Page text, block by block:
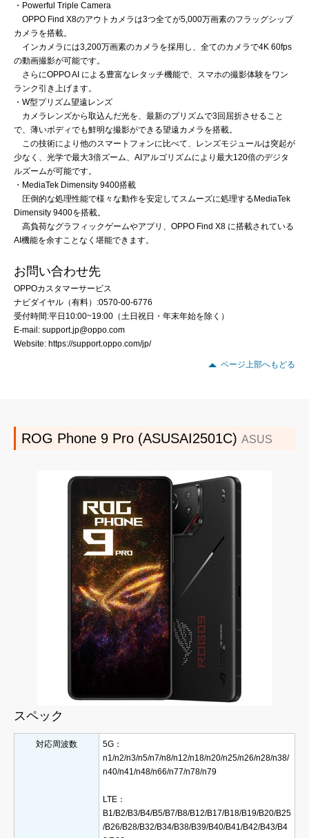
・Powerful Triple Camera
OPPO Find X8のアウトカメラは3つ全てが5,000万画素のフラッグシップ
カメラを搭載。
インカメラには3,200万画素のカメラを採用し、全てのカメラで4K 60fps
の動画撮影が可能です。
さらにOPPO AI による豊富なレタッチ機能で、スマホの撮影体験をワン
ランク引き上げます。
・W型プリズム望遠レンズ
カメラレンズから取込んだ光を、最新のプリズムで3回屈折させること
で、薄いボディでも鮮明な撮影ができる望遠カメラを搭載。
この技術により他のスマートフォンに比べて、レンズモジュールは突起が
少なく、光学で最大3倍ズーム、AIアルゴリズムにより最大120倍のデジタ
ルズームが可能です。
・MediaTek Dimensity 9400搭載
圧倒的な処理性能で様々な動作を安定してスムーズに処理するMediaTek
Dimensity 9400を搭載。
高負荷なグラフィックゲームやアプリ、OPPO Find X8 に搭載されている
AI機能を余すことなく堪能できます。
お問い合わせ先
OPPOカスタマーサービス
ナビダイヤル（有料）:0570-00-6776
受付時間:平日10:00~19:00（土日祝日・年末年始を除く）
E-mail: support.jp@oppo.com
Website: https://support.oppo.com/jp/
ページ上部へもどる
ROG Phone 9 Pro (ASUSAI2501C) ASUS
スペック
対応周波数
5G：
n1/n2/n3/n5/n7/n8/n12/n18/n20/n25/n26/n28/n38/
n40/n41/n48/n66/n77/n78/n79
LTE：
B1/B2/B3/B4/B5/B7/B8/B12/B17/B18/B19/B20/B25
/B26/B28/B32/B34/B38/B39/B40/B41/B42/B43/B4